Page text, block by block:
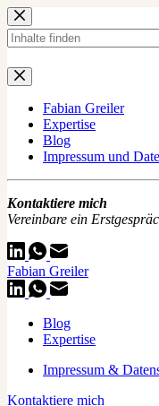
Zum
Inhalt
springen
Keine
Ergebnisse
Fabian Greiler
Expertise
Blog
Impressum und
Kontaktiere mich
Vereinbare ein
Fabian Greiler
Blog
Expertise
Impressum &
Kontaktiere mich